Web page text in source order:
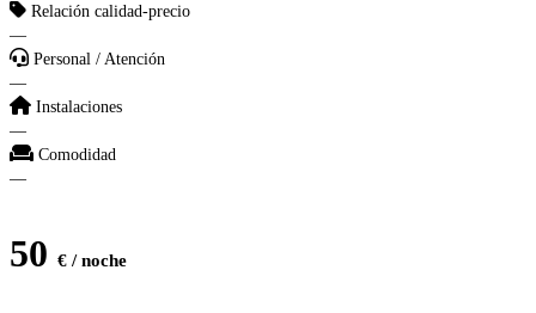
Relación calidad-precio
—
Personal / Atención
—
Instalaciones
—
Comodidad
—
50 € / noche